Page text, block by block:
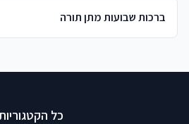
ברכות שבועות מתן תורה
כל